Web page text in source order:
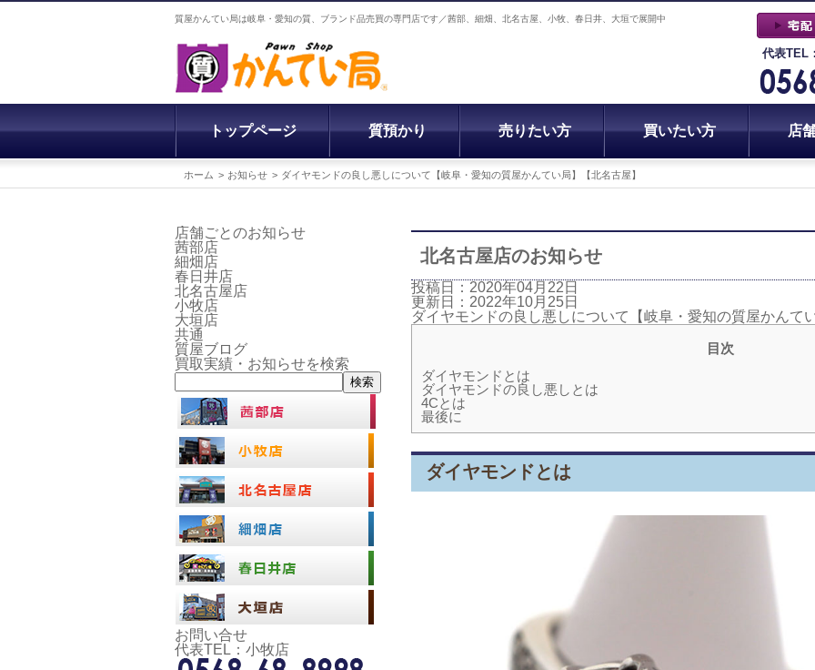
質屋かんてい局は岐阜・愛知の質、ブランド品売買の専門店です／茜部、細畑、北名古屋、小牧、春日井、大垣で展開中
代表TEL
トップページ 質預かり 売りたい方 買いたい方 店
ホーム お知らせ ダイヤモンドの良し悪しについて【岐阜・愛知の質屋かんてい局】【北名古屋】
北名古屋店のお知らせ
投稿日：2020年04月22日
更新日：2022年10月25日
ダイヤモンドの良し悪しについて【岐阜・愛知の質屋かんて
目次
ダイヤモンドとは
ダイヤモンドの良し悪しとは
4Cとは
最後に
ダイヤモンドとは
店舗ごとのお知らせ
茜部店
細畑店
春日井店
北名古屋店
小牧店
大垣店
共通
質屋ブログ
買取実績・お知らせを検索
検索
お問い合せ
代表TEL：小牧店